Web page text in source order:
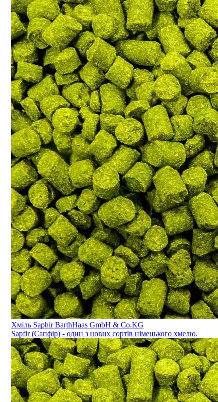
Хміль Saphir BarthHaas GmbH & Co.KG
Sapfir (Сапфір) - один з нових сортів німецького хмелю.